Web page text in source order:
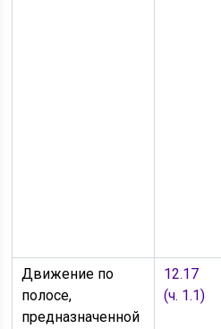
Движение по
полосе,
предназначенной
12.17
(ч. 1.1)